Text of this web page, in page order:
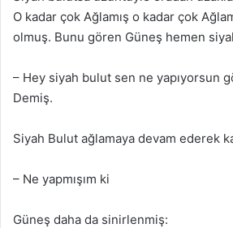
O kadar çok Ağlamış o kadar çok
olmuş. Bunu gören Güneş hemen
– Hey siyah bulut sen ne yapıyorsun
Demiş.
Siyah Bulut ağlamaya devam ederek
– Ne yapmışım ki
Güneş daha da sinirlenmiş: